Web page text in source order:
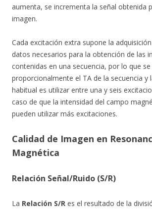
aumenta, se incrementa la señal obtenida
imagen.
Cada excitación extra supone la
datos necesarios para la obtención de las
contenidas en una secuencia, por lo que
proporcionalmente el TA de la secuencia y
habitual es utilizar entre una y seis
caso de que la intensidad del campo
pueden utilizar más excitaciones.
Calidad de Imagen en
Magnética
Relación Señal/Ruido (S/R)
La Relación S/R es el resultado de la